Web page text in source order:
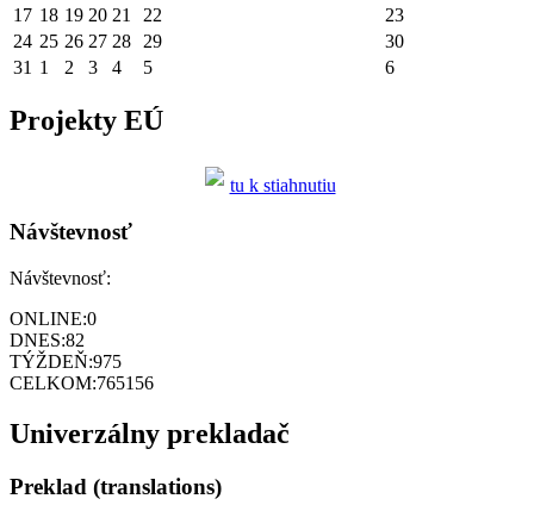
17 18 19 20 21 22
23
24 25 26 27 28 29
30
31 1 2 3 4 5 6
Projekty EÚ
tu k stiahnutiu
Návštevnosť
Návštevnosť:
ONLINE:0
DNES:82
TÝŽDEŇ:975
CELKOM:765156
Univerzálny prekladač
Preklad (translations)